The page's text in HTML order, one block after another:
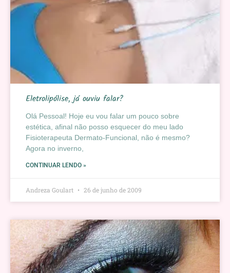
Eletrolipólise, já ouviu falar?
Olá Pessoal! Hoje eu vou falar um pouco sobre
estética, afinal não posso esquecer do meu lado
Fisioterapeuta Dermato-Funcional, não é mesmo?
Agora no inverno,
CONTINUAR LENDO »
Andreza Goulart 26 de junho de 2009